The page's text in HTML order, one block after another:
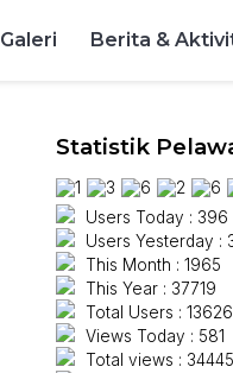
Galeri Berita &
Statistik
Users Today : 396
Users Yesterday :
This Month : 1965
This Year : 37719
Total Users :
Views Today : 581
Total views :